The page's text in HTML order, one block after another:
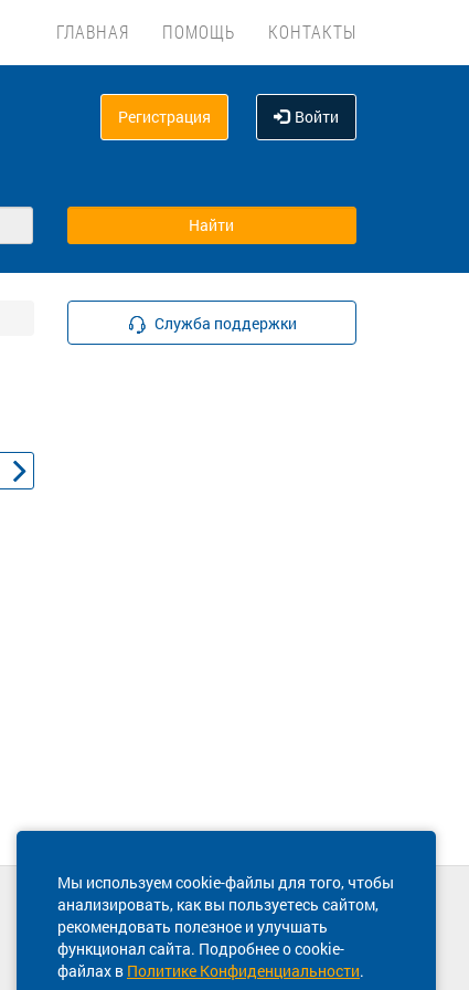
ГЛАВНАЯ ПОМОЩЬ КОНТАКТЫ
Регистрация Войти
Служба поддержки
Мы используем cookie-файлы для того, чтобы
анализировать, как вы пользуетесь сайтом,
рекомендовать полезное и улучшать
функционал сайта. Подробнее о cookie-
файлах в Политике Конфиденциальности.
Техническая поддержка сайта
8 800 600-03-38